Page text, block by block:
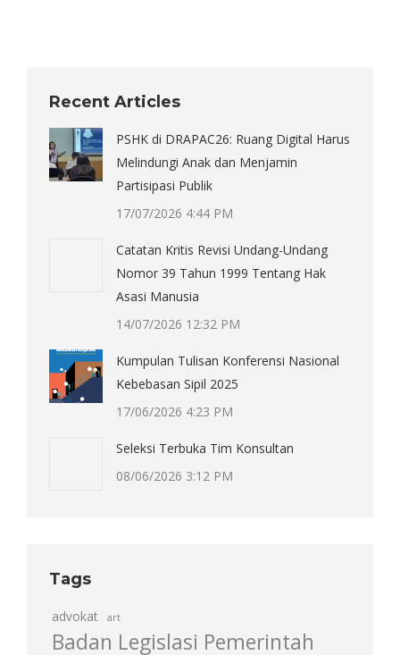
Recent Articles
PSHK di DRAPAC26: Ruang Digital Harus
Melindungi Anak dan Menjamin
Partisipasi Publik
17/07/2026 4:44 PM
Catatan Kritis Revisi Undang-Undang
Nomor 39 Tahun 1999 Tentang Hak
Asasi Manusia
14/07/2026 12:32 PM
Kumpulan Tulisan Konferensi Nasional
Kebebasan Sipil 2025
17/06/2026 4:23 PM
Seleksi Terbuka Tim Konsultan
08/06/2026 3:12 PM
Tags
advokat art
Badan Legislasi Pemerintah